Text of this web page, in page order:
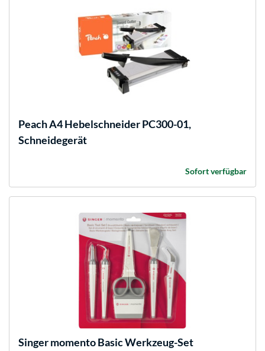
PeachA4 Hebelschneider PC300-01,
Schneidegerät
Sofort verfügbar
Singermomento Basic Werkzeug-Set